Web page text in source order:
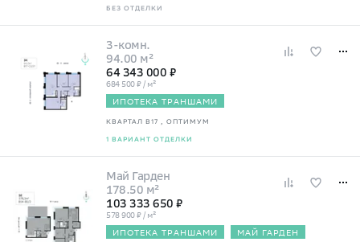
БЕЗ ОТДЕЛКИ
3-комн.
94.00 м²
64 343 000 ₽
684 500 ₽ / м²
ИПОТЕКА ТРАНШАМИ
КВАРТАЛ В17 , ОПТИМУМ
1 ВАРИАНТ ОТДЕЛКИ
Май Гарден
178.50 м²
103 333 650 ₽
578 900 ₽ / м²
ИПОТЕКА ТРАНШАМИ МАЙ ГАРДЕН